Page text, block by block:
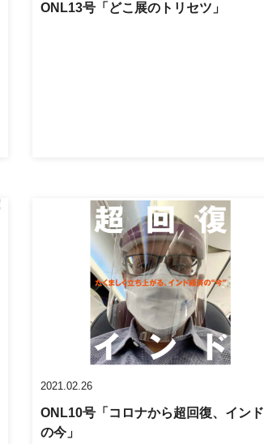
ONL13号「どこ展のトリセツ」
2021.02.26
ONL10号「コロナから超回復、インド
の今」